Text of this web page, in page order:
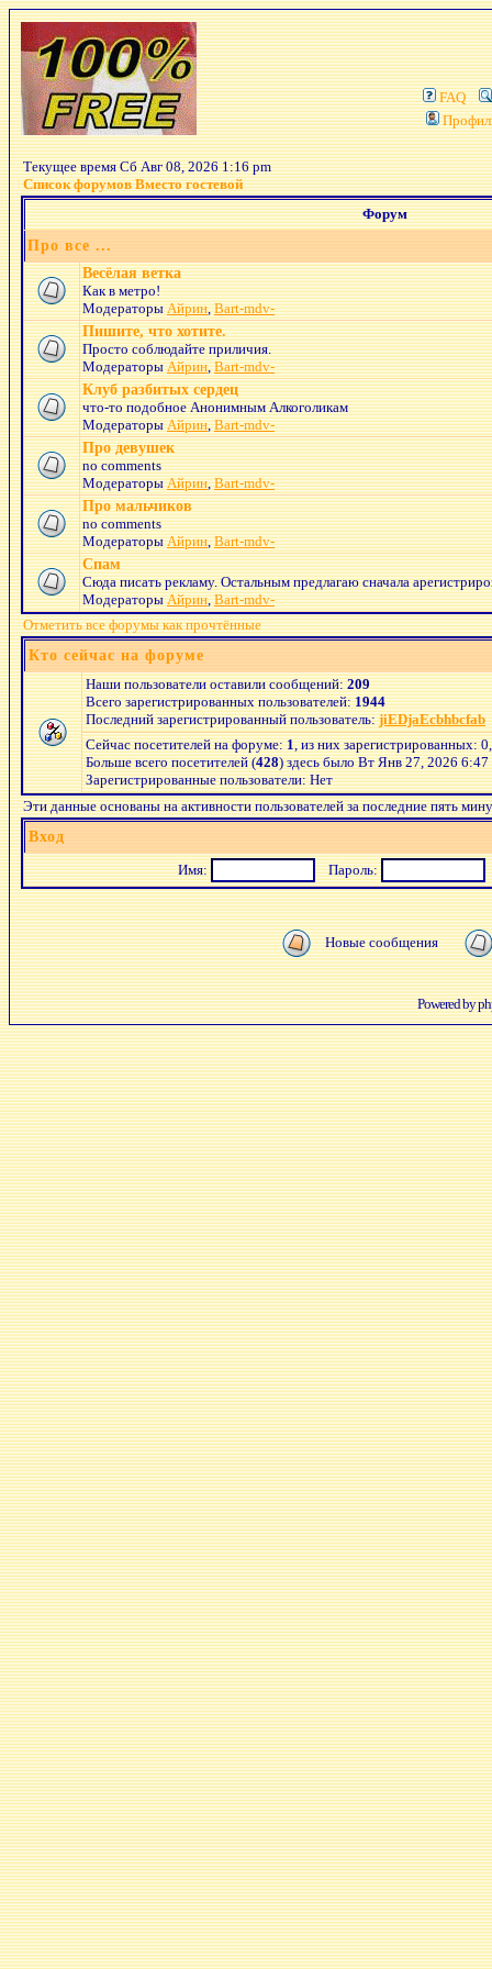
FAQ
Текущее время Сб Авг 08, 2026 1:16 pm
Список форумов Вместо гостевой
Форум
Про все ...
Весёлая ветка
Как в метро!
МодераторыАйрин,Bart-mdv-
Пишите, что хотите.
Просто соблюдайте приличия.
МодераторыАйрин,Bart-mdv-
Клуб разбитых сердец
что-то подобное Анонимным Алкоголикам
МодераторыАйрин,Bart-mdv-
Про девушек
no comments
МодераторыАйрин,Bart-mdv-
Про мальчиков
no comments
МодераторыАйрин,Bart-mdv-
Спам
Сюда писать рекламу. Остальным предлагаю сначала
МодераторыАйрин,Bart-mdv-
Отметить все форумы как прочтённые
Кто сейчас на форуме
Наши пользователи оставили сообщений:209
Всего зарегистрированных пользователей:1944
Последний зарегистрированный пользователь:jiEDjaEcbhbcfab
Сейчас посетителей на форуме:1, из них зарегистрированных:
Больше всего посетителей (428) здесь было Вт Янв 27, 2026 6:47
Зарегистрированные пользователи: Нет
Эти данные основаны на активности пользователей за последние пять
Вход
Имя:
Пароль:
Новые сообщения
Powered by